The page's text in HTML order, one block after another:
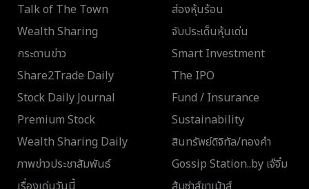
Talk of The Town
Wealth Sharing
กระดานข่าว
Share2Trade Daily
Stock Daily Journal
Premium Stock
Wealth Sharing Daily
ภาพข่าวประชาสัมพันธ์
ส่องหุ้นร้อน
จับประเด็นหุ้นเด่น
Smart Investment
The IPO
Fund / Insurance
Sustainability
สินทรัพย์ดิจิทัล/ทองคำ
Gossip Station..by เจ๊จิ๋ม